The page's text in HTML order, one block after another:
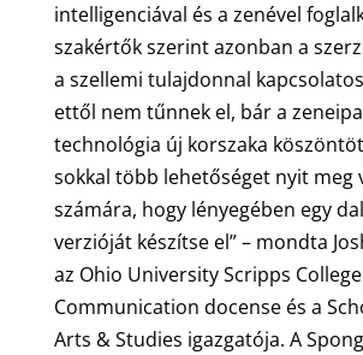
intelligenciával és a zenével
szakértők szerint azonban a
a szellemi tulajdonnal
ettől nem tűnnek el, bár a
technológia új korszaka
sokkal több lehetőséget nyit meg
számára, hogy lényegében egy
verzióját készítse el” – mondta
az Ohio University Scripps
Communication docense és a
Arts & Studies igazgatója. A